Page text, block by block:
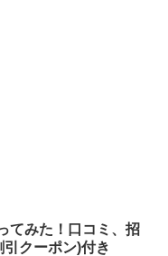
てみた！口コミ、招
クーポン)付き